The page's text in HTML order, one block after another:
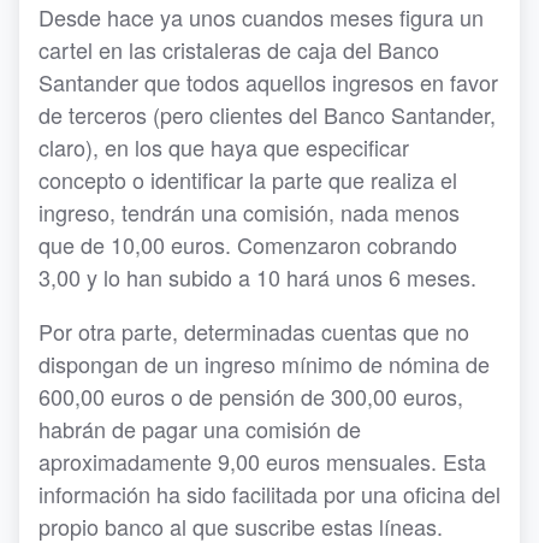
Desde hace ya unos cuandos meses figura un
cartel en las cristaleras de caja del Banco
Santander que todos aquellos ingresos en favor
de terceros (pero clientes del Banco Santander,
claro), en los que haya que especificar
concepto o identificar la parte que realiza el
ingreso, tendrán una comisión, nada menos
que de 10,00 euros. Comenzaron cobrando
3,00 y lo han subido a 10 hará unos 6 meses.
Por otra parte, determinadas cuentas que no
dispongan de un ingreso mínimo de nómina de
600,00 euros o de pensión de 300,00 euros,
habrán de pagar una comisión de
aproximadamente 9,00 euros mensuales. Esta
información ha sido facilitada por una oficina del
propio banco al que suscribe estas líneas.